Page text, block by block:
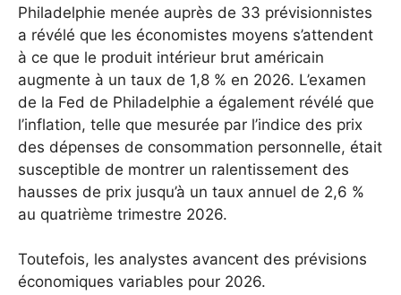
Philadelphie menée auprès de 33 prévisionnistes
a révélé que les économistes moyens s’attendent
à ce que le produit intérieur brut américain
augmente à un taux de 1,8 % en 2026. L’examen
de la Fed de Philadelphie a également révélé que
l’inflation, telle que mesurée par l’indice des prix
des dépenses de consommation personnelle, était
susceptible de montrer un ralentissement des
hausses de prix jusqu’à un taux annuel de 2,6 %
au quatrième trimestre 2026.
Toutefois, les analystes avancent des prévisions
économiques variables pour 2026.